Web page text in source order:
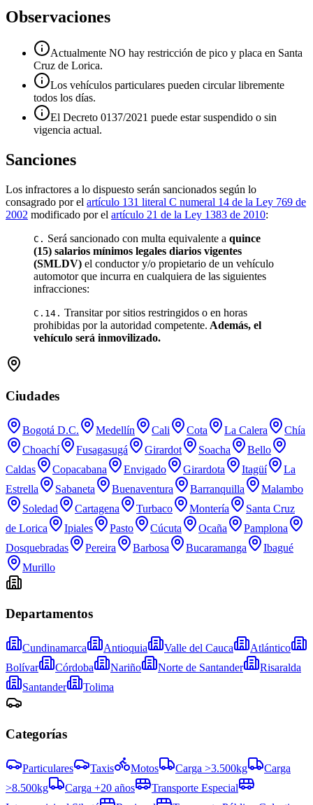
Observaciones
Actualmente NO hay restricción de pico y placa en Santa
Cruz de Lorica.
Los vehículos particulares pueden circular libremente
todos los días.
El Decreto 0137/2021 puede estar suspendido o sin
vigencia actual.
Sanciones
Los infractores a lo dispuesto serán sancionados según lo
consagrado por el artículo 131 literal C numeral 14 de la Ley 769 de
2002 modificado por el artículo 21 de la Ley 1383 de 2010:
C. Será sancionado con multa equivalente a quince
(15) salarios mínimos legales diarios vigentes
(SMLDV) el conductor y/o propietario de un vehículo
automotor que incurra en cualquiera de las siguientes
infracciones:
C.14. Transitar por sitios restringidos o en horas
prohibidas por la autoridad competente. Además, el
vehículo será inmovilizado.
Ciudades
Bogotá D.C. Medellín Cali Cota La Calera
Chía
Choachí
Fusagasugá Girardot Soacha
Bello
Caldas
Copacabana Envigado Girardota Itagüí
La
Estrella
Sabaneta Buenaventura Barranquilla
Malambo
Soledad
Cartagena Turbaco Montería
Santa Cruz
de Lorica
Ipiales Pasto Cúcuta Ocaña
Pamplona
Dosquebradas
Pereira Barbosa Bucaramanga
Ibagué
Murillo
Departamentos
Cundinamarca Antioquia Valle del Cauca
Atlántico
Bolívar
Córdoba Nariño Norte de Santander
Risaralda
Santander
Tolima
Categorías
Particulares Taxis Motos Carga >3.500kg
Carga
>8.500kg
Carga +20 años
Transporte Especial